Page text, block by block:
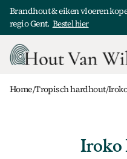
Brandhout & eiken vloeren
regio Gent. Bestel hier
Home/Tropisch hardhout/
Iroko